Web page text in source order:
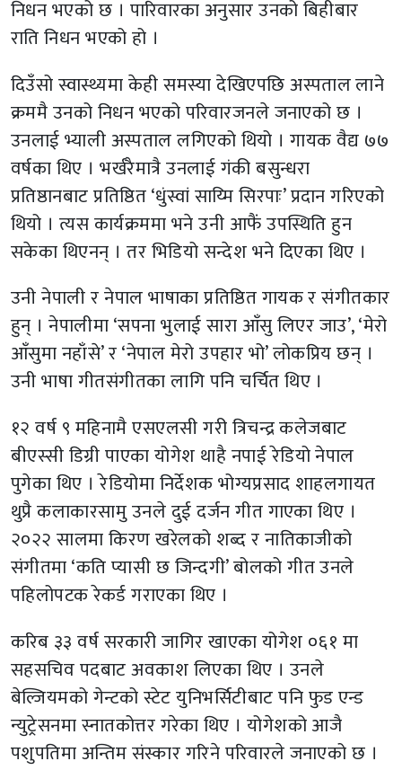
निधन भएको छ । पारिवारका अनुसार उनको बिहीबार
राति निधन भएको हो ।
दिउँसो स्वास्थ्यमा केही समस्या देखिएपछि अस्पताल लाने
क्रममै उनको निधन भएको परिवारजनले जनाएको छ ।
उनलाई भ्याली अस्पताल लगिएको थियो । गायक वैद्य ७७
वर्षका थिए । भर्खरैमात्रै उनलाई गंकी बसुन्धरा
प्रतिष्ठानबाट प्रतिष्ठित ‘धुंस्वां साय्मि सिरपाः’ प्रदान गरिएको
थियो । त्यस कार्यक्रममा भने उनी आफैं उपस्थिति हुन
सकेका थिएनन् । तर भिडियो सन्देश भने दिएका थिए ।
उनी नेपाली र नेपाल भाषाका प्रतिष्ठित गायक र संगीतकार
हुन् । नेपालीमा ‘सपना भुलाई सारा आँसु लिएर जाउ’, ‘मेरो
आँसुमा नहाँसे’ र ‘नेपाल मेरो उपहार भो’ लोकप्रिय छन् ।
उनी भाषा गीतसंगीतका लागि पनि चर्चित थिए ।
१२ वर्ष ९ महिनामै एसएलसी गरी त्रिचन्द्र कलेजबाट
बीएस्सी डिग्री पाएका योगेश थाहै नपाई रेडियो नेपाल
पुगेका थिए । रेडियोमा निर्देशक भोग्यप्रसाद शाहलगायत
थुप्रै कलाकारसामु उनले दुई दर्जन गीत गाएका थिए ।
२०२२ सालमा किरण खरेलको शब्द र नातिकाजीको
संगीतमा ‘कति प्यासी छ जिन्दगी’ बोलको गीत उनले
पहिलोपटक रेकर्ड गराएका थिए ।
करिब ३३ वर्ष सरकारी जागिर खाएका योगेश ०६१ मा
सहसचिव पदबाट अवकाश लिएका थिए । उनले
बेल्जियमको गेन्टको स्टेट युनिभर्सिटीबाट पनि फुड एन्ड
न्युट्रेसनमा स्नातकोत्तर गरेका थिए । योगेशको आजै
पशुपतिमा अन्तिम संस्कार गरिने परिवारले जनाएको छ ।